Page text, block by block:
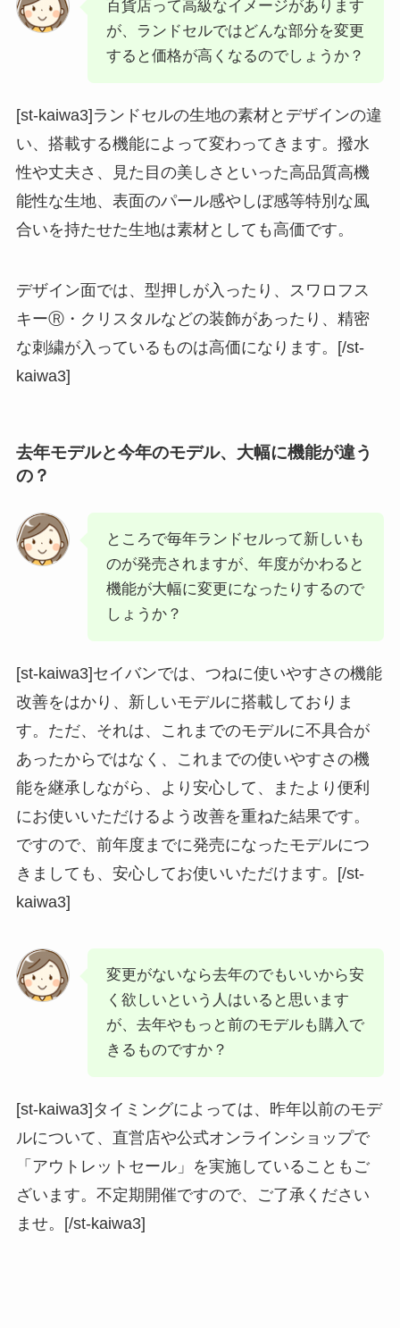
百貨店って高級なイメージがあります
が、ランドセルではどんな部分を変更
すると価格が高くなるのでしょうか？
[st-kaiwa3]ランドセルの生地の素材とデザインの違
い、搭載する機能によって変わってきます。撥水
性や丈夫さ、見た目の美しさといった高品質高機
能性な生地、表面のパール感やしぼ感等特別な風
合いを持たせた生地は素材としても高価です。
デザイン面では、型押しが入ったり、スワロフス
キーⓇ・クリスタルなどの装飾があったり、精密
な刺繍が入っているものは高価になります。[/st-
kaiwa3]
去年モデルと今年のモデル、大幅に機能が違う
の？
ところで毎年ランドセルって新しいも
のが発売されますが、年度がかわると
機能が大幅に変更になったりするので
しょうか？
[st-kaiwa3]セイバンでは、つねに使いやすさの機能
改善をはかり、新しいモデルに搭載しておりま
す。ただ、それは、これまでのモデルに不具合が
あったからではなく、これまでの使いやすさの機
能を継承しながら、より安心して、またより便利
にお使いいただけるよう改善を重ねた結果です。
ですので、前年度までに発売になったモデルにつ
きましても、安心してお使いいただけます。[/st-
kaiwa3]
変更がないなら去年のでもいいから安
く欲しいという人はいると思います
が、去年やもっと前のモデルも購入で
きるものですか？
[st-kaiwa3]タイミングによっては、昨年以前のモデ
ルについて、直営店や公式オンラインショップで
「アウトレットセール」を実施していることもご
ざいます。不定期開催ですので、ご了承ください
ませ。[/st-kaiwa3]